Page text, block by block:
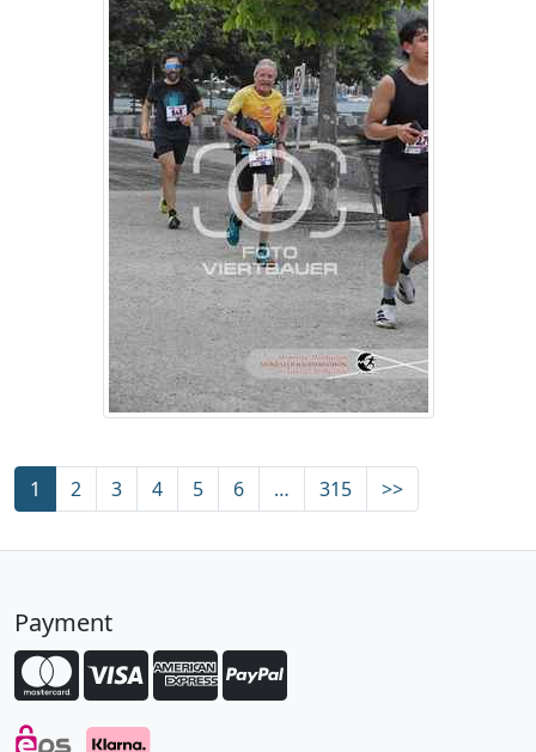
1 2 3 4 5 6 … 315 >>
Payment